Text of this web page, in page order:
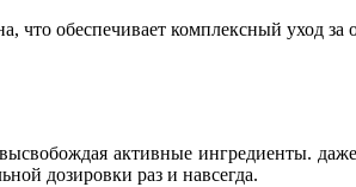
обеспечивает комплексный уход за
активные ингредиенты.
дозировки раз и навсегда.